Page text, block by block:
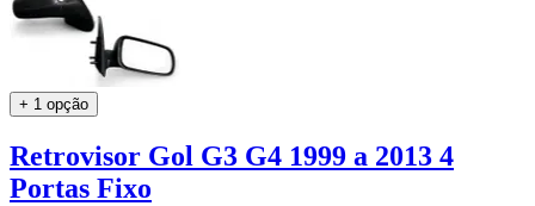
+ 1 opção
Retrovisor Gol G3 G4 1999 a 2013 4
Portas Fixo